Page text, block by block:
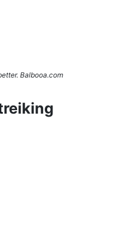
Balbooa.com